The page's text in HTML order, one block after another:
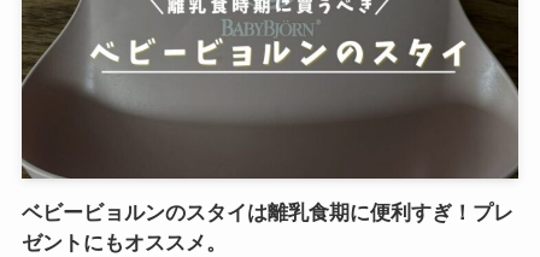
ベビービョルンのスタイは離乳食期に便利すぎ！プレ
ゼントにもオススメ。